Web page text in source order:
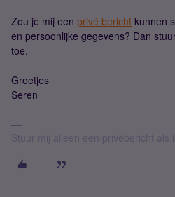
Zou je mij een privé bericht kunnen
en persoonlijke gegevens? Dan
toe.
Groetjes
Seren
Stuur mij alleen een privébericht als